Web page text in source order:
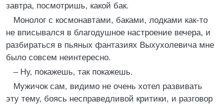
завтра, посмотришь, какой бак.
Монолог с космонавтами, баками, лодками как-то
не вписывался в благодушное настроение вечера, и
разбираться в пьяных фантазиях Выхухолевича мне
было совсем неинтересно.
– Ну, покажешь, так покажешь.
Мужичок сам, видимо не очень хотел развивать
эту тему, боясь несправедливой критики, и разговор